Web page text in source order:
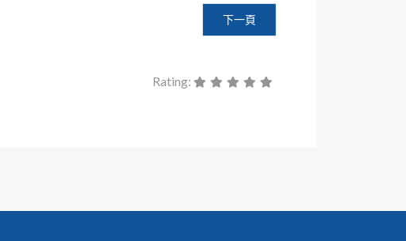
程Ⅱ」，歡迎相關領域及有興趣者踴躍報名參加。下一篇文章: 【代公告】醫療財團法
下一頁
Rating: